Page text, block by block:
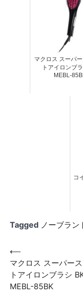
マクロス スーパ
トアイロンブ
MEBL-
コ
Tagged ノーブラン
投
稿
ナ
⟵
マクロス スーパー
トアイロンブラシ
MEBL-85BK